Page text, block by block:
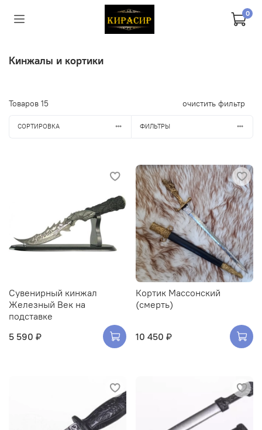
0
Кинжалы и кортики
Товаров 15 очистить фильтр
СОРТИРОВКА ФИЛЬТРЫ
Сувенирный кинжал
Железный Век на
подставке
5 590 ₽
Кортик Массонский
(смерть)
10 450 ₽